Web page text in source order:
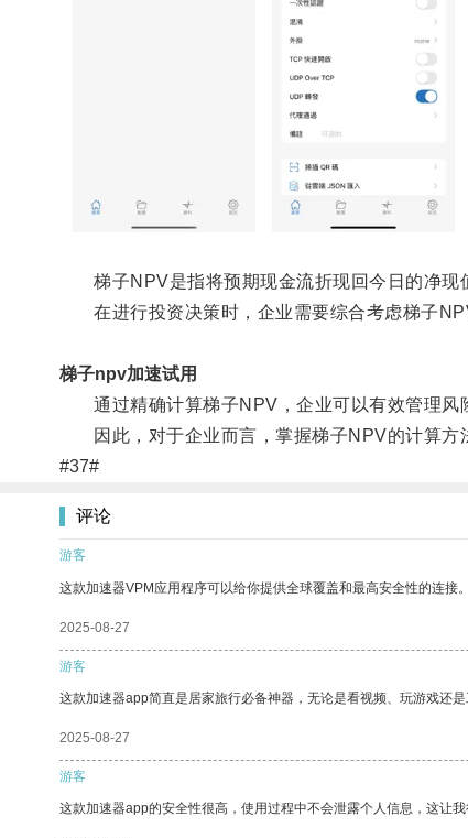
梯子NPV是指将预期现金流折现回今日的净现
在进行投资决策时，企业需要综合考虑梯子
梯子npv加速试用
通过精确计算梯子NPV，企业可以有效管理风
因此，对于企业而言，掌握梯子NPV的计算方
#37#
评论
游客
这款加速器VPM应用程序可以给你提供全球覆盖和最高安全性的连接。
2025-08-27
游客
这款加速器app简直是居家旅行必备神器，无论是看视频、玩游戏还
2025-08-27
游客
这款加速器app的安全性很高，使用过程中不会泄露个人信息，这让